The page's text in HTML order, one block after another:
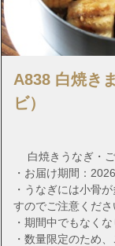
東京都江戸川区
東京都江戸川区
東京都江戸川区
東京都江戸川区
東京都江戸川区
東京都江戸川区
東京都江戸川区
東京都江戸川区
東京都江戸川区
東京都江戸川区
A838 白焼き
ビ）
白焼きうなぎ・
・お届け期間：
・うなぎには小骨
すのでご注意くださ
・期間中でもなく
・数量限定のため